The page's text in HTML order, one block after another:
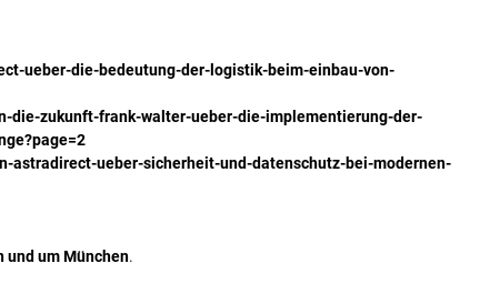
ueber-die-bedeutung-der-logistik-beim-einbau-von-
die-zukunft-frank-walter-ueber-die-implementierung-der-
ueber-sicherheit-und-datenschutz-bei-modernen-
und um München.